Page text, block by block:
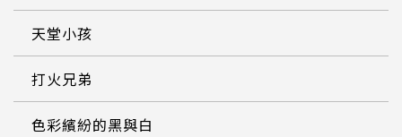
天堂小孩
打火兄弟
色彩繽紛的黑與白